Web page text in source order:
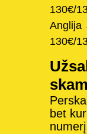
130€/
Anglija
130€/
bet